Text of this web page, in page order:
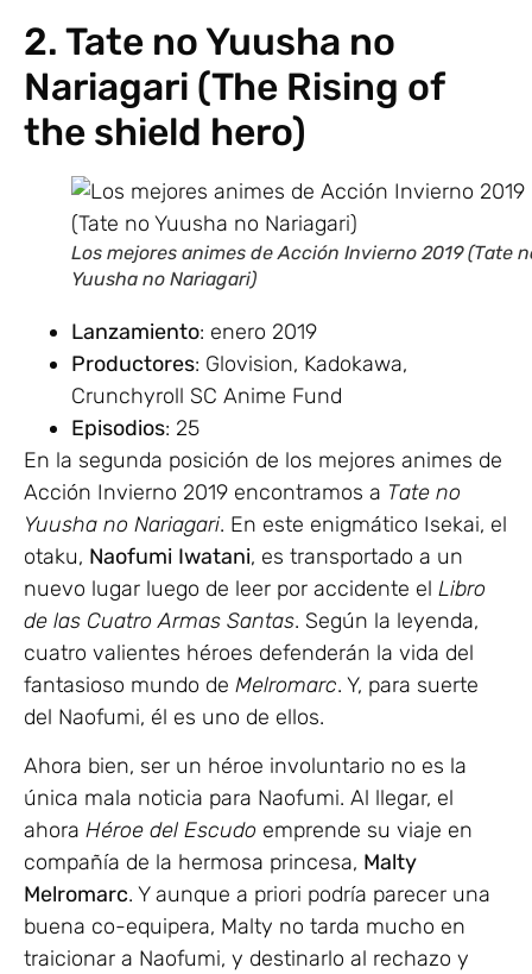
2. Tate no Yuusha no
Nariagari (The Rising of
the shield hero)
Los mejores animes de Acción Invierno 2019 (Tate
Yuusha no Nariagari)
Lanzamiento: enero 2019
Productores: Glovision, Kadokawa,
Crunchyroll SC Anime Fund
Episodios: 25
En la segunda posición de los mejores animes de
Acción Invierno 2019 encontramos a Tate no
Yuusha no Nariagari. En este enigmático Isekai, el
otaku, Naofumi Iwatani, es transportado a un
nuevo lugar luego de leer por accidente el Libro
de las Cuatro Armas Santas. Según la leyenda,
cuatro valientes héroes defenderán la vida del
fantasioso mundo de Melromarc. Y, para suerte
del Naofumi, él es uno de ellos.
Ahora bien, ser un héroe involuntario no es la
única mala noticia para Naofumi. Al llegar, el
ahora Héroe del Escudo emprende su viaje en
compañía de la hermosa princesa, Malty
Melromarc. Y aunque a priori podría parecer una
buena co-equipera, Malty no tarda mucho en
traicionar a Naofumi, y destinarlo al rechazo y